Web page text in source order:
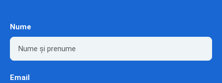
Nume
Email